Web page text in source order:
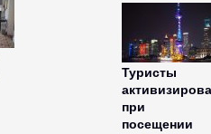
Туристы
при
посещении